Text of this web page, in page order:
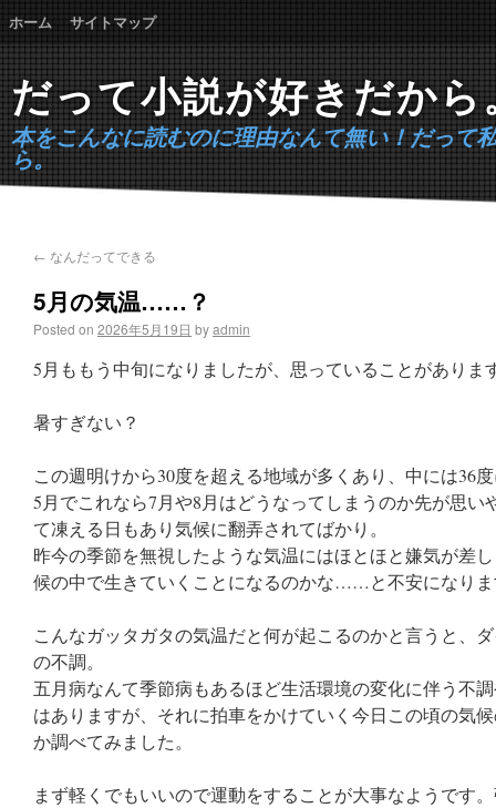
ホーム サイトマップ
だって小説が好きだから
本をこんなに読むのに理由なんて無い！だって
ら。
← なんだってできる
5月の気温……？
Posted on 2026年5月19日 byadmin
5月ももう中旬になりましたが、思っていることがありま
暑すぎない？
この週明けから30度を超える地域が多くあり、中には36
5月でこれなら7月や8月はどうなってしまうのか先が思い
て凍える日もあり気候に翻弄されてばかり。
昨今の季節を無視したような気温にはほとほと嫌気が差
候の中で生きていくことになるのかな……と不安になり
こんなガッタガタの気温だと何が起こるのかと言うと、
の不調。
五月病なんて季節病もあるほど生活環境の変化に伴う不
はありますが、それに拍車をかけていく今日この頃の気
か調べてみました。
まず軽くでもいいので運動をすることが大事なようです